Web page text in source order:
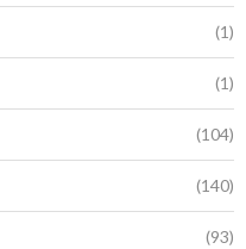
(1)
(1)
(104)
(140)
(93)